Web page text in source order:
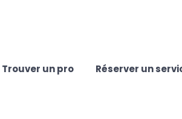
Trouver un pro Réserver un